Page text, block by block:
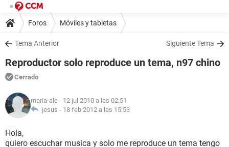
Foros Móviles y tabletas
Tema Anterior Siguiente Tema
Reproductor solo reproduce un tema, n97 chino
Cerrado
maria-ale - 12 jul 2010 a las 02:51
jesus - 18 feb 2012 a las 15:53
Hola,
quiero escuchar musica y solo me reproduce un tema tengo